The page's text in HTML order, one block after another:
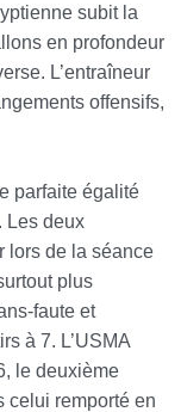
subit la
en profondeur
L’entraîneur
offensifs,
parfaite égalité
Les deux
lors de la séance
plus
faute et
à 7. L’USMA
le deuxième
celui remporté en